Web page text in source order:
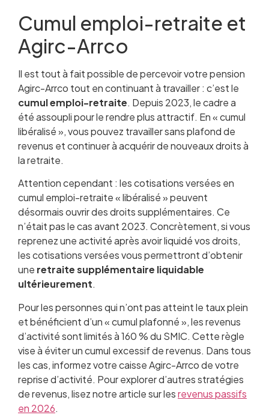
Cumul emploi-retraite et
Agirc-Arrco
Il est tout à fait possible de percevoir votre pension
Agirc-Arrco tout en continuant à travailler : c’est le
cumul emploi-retraite. Depuis 2023, le cadre a
été assoupli pour le rendre plus attractif. En « cumul
libéralisé », vous pouvez travailler sans plafond de
revenus et continuer à acquérir de nouveaux droits à
la retraite.
Attention cependant : les cotisations versées en
cumul emploi-retraite « libéralisé » peuvent
désormais ouvrir des droits supplémentaires. Ce
n’était pas le cas avant 2023. Concrètement, si vous
reprenez une activité après avoir liquidé vos droits,
les cotisations versées vous permettront d’obtenir
une retraite supplémentaire liquidable
ultérieurement.
Pour les personnes qui n’ont pas atteint le taux plein
et bénéficient d’un « cumul plafonné », les revenus
d’activité sont limités à 160 % du SMIC. Cette règle
vise à éviter un cumul excessif de revenus. Dans tous
les cas, informez votre caisse Agirc-Arrco de votre
reprise d’activité. Pour explorer d’autres stratégies
de revenus, lisez notre article sur lesrevenus passifs
en 2026.